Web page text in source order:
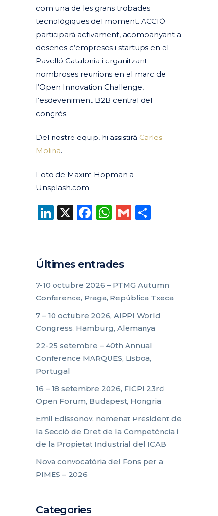
com una de les grans trobades
tecnològiques del moment. ACCIÓ
participarà activament, acompanyant a
desenes d’empreses i startups en el
Pavelló Catalonia i organitzant
nombroses reunions en el marc de
l’Open Innovation Challenge,
l’esdeveniment B2B central del
congrés.
Del nostre equip, hi assistirà Carles
Molina.
Foto de Maxim Hopman a
Unsplash.com
LinkedIn
X Facebook
WhatsApp
Gmail
Últimes entrades
7-10 octubre 2026 – PTMG Autumn
Conference, Praga, República Txeca
7 – 10 octubre 2026, AIPPI World
Congress, Hamburg, Alemanya
22-25 setembre – 40th Annual
Conference MARQUES, Lisboa,
Portugal
16 – 18 setembre 2026, FICPI 23rd
Open Forum, Budapest, Hongria
Emil Edissonov, nomenat President de
la Secció de Dret de la Competència i
de la Propietat Industrial del ICAB
Nova convocatòria del Fons per a
PIMES – 2026
Categories